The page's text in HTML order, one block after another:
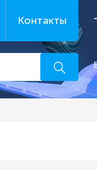
Контакты